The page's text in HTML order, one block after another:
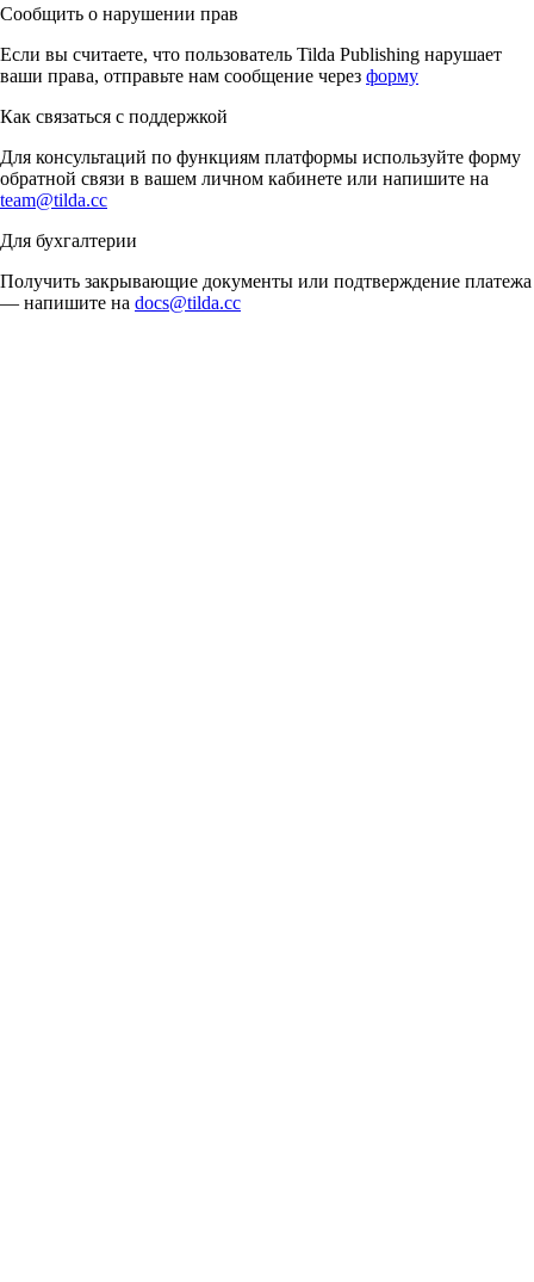
Сообщить о нарушении прав
Если вы считаете, что пользователь Tilda Publishing нарушает
ваши права, отправьте нам сообщение через форму
Как связаться с поддержкой
Для консультаций по функциям платформы используйте форму
обратной связи в вашем личном кабинете или напишите на
team@tilda.cc
Для бухгалтерии
Получить закрывающие документы или подтверждение платежа
— напишите на docs@tilda.cc